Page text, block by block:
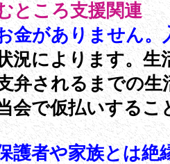
ところ支援関連
金がありません
況によります。生
弁されるまでの
で仮払いするこ
護者や家族とは